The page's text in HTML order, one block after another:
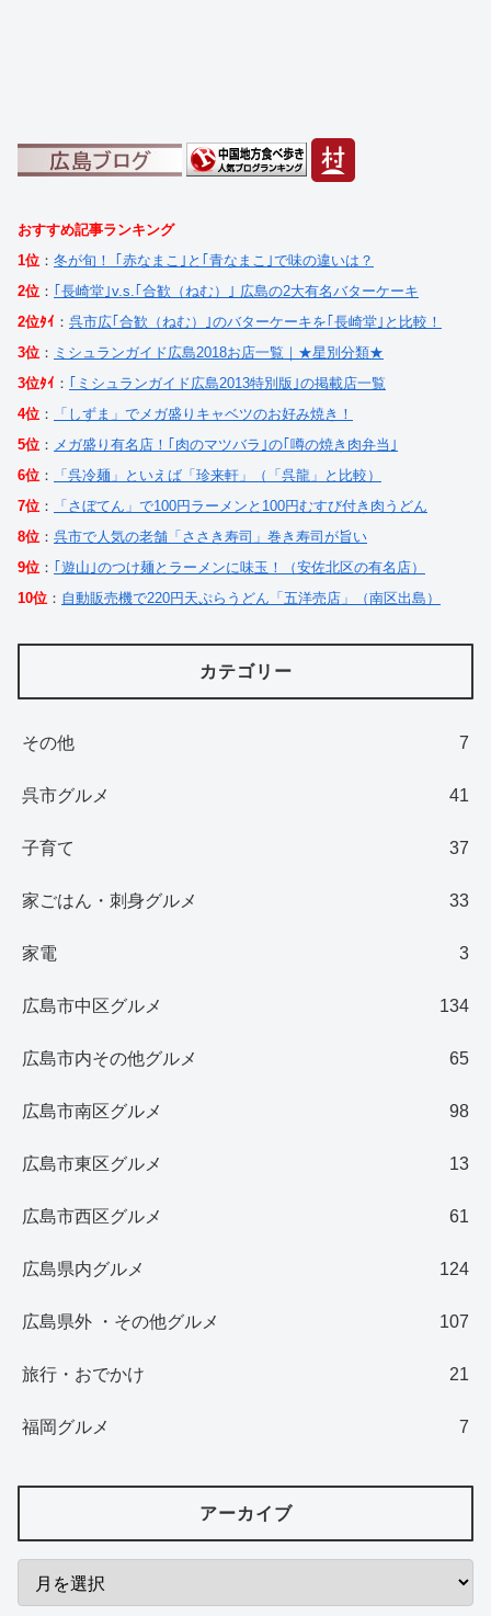
おすすめ記事ランキング
1位 ： 冬が旬！ ｢赤なまこ｣と｢青なまこ｣で味の違いは？
2位 ： ｢長崎堂｣v.s.｢合歓（ねむ）｣ 広島の2大有名バターケーキ
2位ﾀｲ ： 呉市広｢合歓（ねむ）｣のバターケーキを｢長崎堂｣と比較！
3位 ： ミシュランガイド広島2018お店一覧｜★星別分類★
3位ﾀｲ ： ｢ミシュランガイド広島2013特別版｣の掲載店一覧
4位 ：
「しずま」でメガ盛りキャベツのお好み焼き！
5位 ： メガ盛り有名店！｢肉のマツバラ｣の｢噂の焼き肉弁当｣
6位 ：
「呉冷麺」といえば「珍来軒」（「呉龍」と比較）
7位 ：
「さぼてん」で100円ラーメンと100円むすび付き肉うどん
8位 ： 呉市で人気の老舗「ささき寿司」巻き寿司が旨い
9位 ： ｢遊山｣のつけ麺とラーメンに味玉！（安佐北区の有名店）
10位 ： 自動販売機で220円天ぷらうどん「五洋売店」（南区出島）
カテゴリー
その他 7
呉市グルメ 41
子育て 37
家ごはん・刺身グルメ 33
家電 3
広島市中区グルメ 134
広島市内その他グルメ 65
広島市南区グルメ 98
広島市東区グルメ 13
広島市西区グルメ 61
広島県内グルメ 124
広島県外 ・その他グルメ 107
旅行・おでかけ 21
福岡グルメ 7
アーカイブ